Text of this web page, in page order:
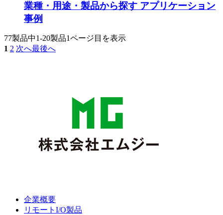
業種・用途・製品から探す アプリケーション
事例
77製品中1-20製品1ページ目を表示
1 2 次へ最後へ
企業概要
リモートI/O製品